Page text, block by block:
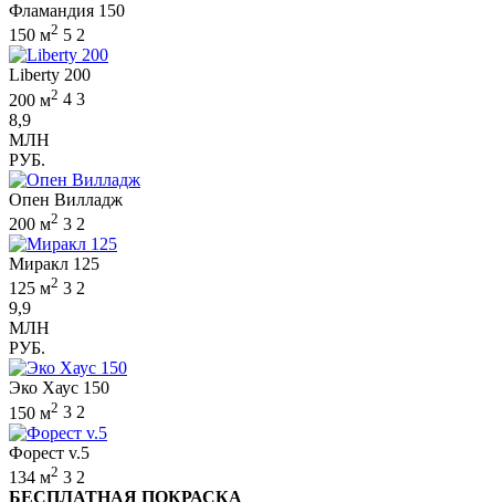
Фламандия 150
150 м2 5 2
Liberty 200
200 м2 4 3
8,9
МЛН
РУБ.
Опен Вилладж
200 м2 3 2
Миракл 125
125 м2 3 2
9,9
МЛН
РУБ.
Эко Хаус 150
150 м2 3 2
Форест v.5
134 м2 3 2
БЕСПЛАТНАЯ ПОКРАСКА